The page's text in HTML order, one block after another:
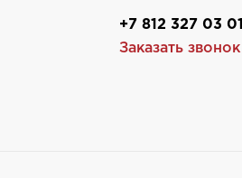
+7 812 327 03 01
Заказать звонок